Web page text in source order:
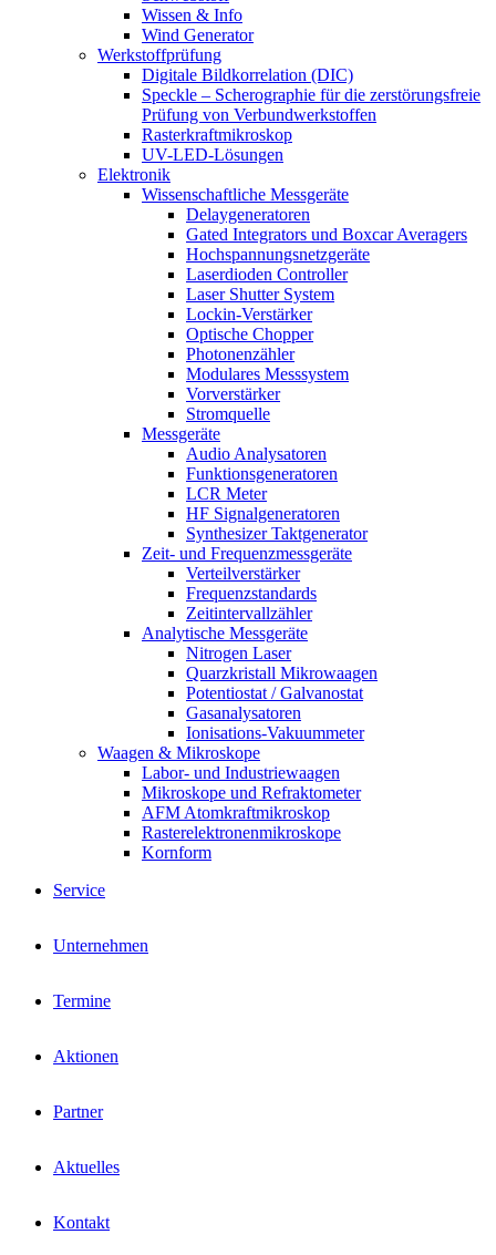
Wissen & Info
Wind Generator
Werkstoffprüfung
Digitale Bildkorrelation (DIC)
Speckle – Scherographie für die zerstörungsfreie
Prüfung von Verbundwerkstoffen
Rasterkraftmikroskop
UV-LED-Lösungen
Elektronik
Wissenschaftliche Messgeräte
Delaygeneratoren
Gated Integrators und Boxcar Averagers
Hochspannungsnetzgeräte
Laserdioden Controller
Laser Shutter System
Lockin-Verstärker
Optische Chopper
Photonenzähler
Modulares Messsystem
Vorverstärker
Stromquelle
Messgeräte
Audio Analysatoren
Funktionsgeneratoren
LCR Meter
HF Signalgeneratoren
Synthesizer Taktgenerator
Zeit- und Frequenzmessgeräte
Verteilverstärker
Frequenzstandards
Zeitintervallzähler
Analytische Messgeräte
Nitrogen Laser
Quarzkristall Mikrowaagen
Potentiostat / Galvanostat
Gasanalysatoren
Ionisations-Vakuummeter
Waagen & Mikroskope
Labor- und Industriewaagen
Mikroskope und Refraktometer
AFM Atomkraftmikroskop
Rasterelektronenmikroskope
Kornform
Service
Unternehmen
Termine
Aktionen
Partner
Aktuelles
Kontakt